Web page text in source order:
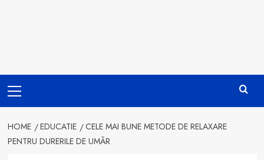
Menu
HOME EDUCATIE
CELE MAI BUNE METODE DE RELAXARE
PENTRU DURERILE DE UMĂR